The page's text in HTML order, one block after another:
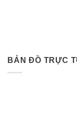
BẢN ĐỒ TRỰC